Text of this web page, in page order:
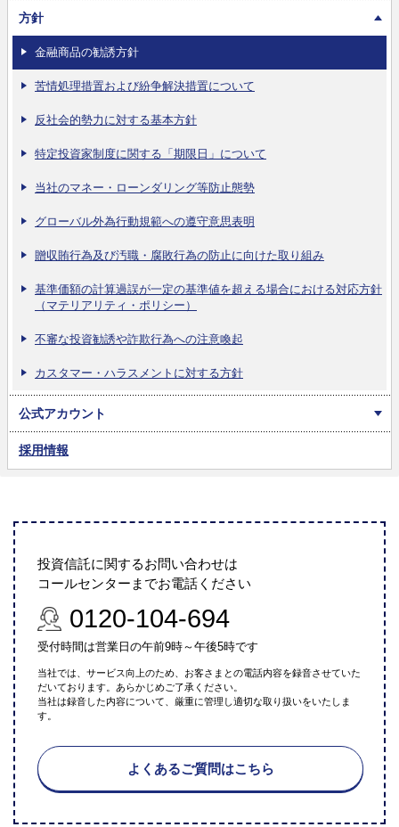
方針
金融商品の勧誘方針
苦情処理措置および紛争解決措置について
反社会的勢力に対する基本方針
特定投資家制度に関する「期限日」について
当社のマネー・ローンダリング等防止態勢
グローバル外為行動規範への遵守意思表明
贈収賄行為及び汚職・腐敗行為の防止に向けた取り組み
基準価額の計算過誤が一定の基準値を超える場合における対応方針
（マテリアリティ・ポリシー）
不審な投資勧誘や詐欺行為への注意喚起
カスタマー・ハラスメントに対する方針
公式アカウント
採用情報
投資信託に関するお問い合わせは
コールセンターまでお電話ください
0120-104-694
受付時間は営業日の午前9時～午後5時です
当社では、サービス向上のため、お客さまとの電話内容を録音させていた
だいております。あらかじめご了承ください。
当社は録音した内容について、厳重に管理し適切な取り扱いをいたしま
す。
よくあるご質問はこちら